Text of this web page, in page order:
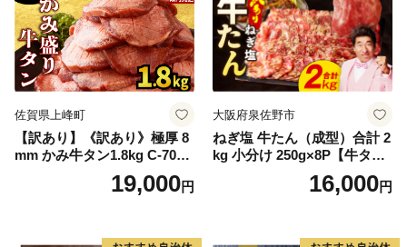
佐賀県上峰町
【訳あり】《訳あり》極厚 8
mm かみ牛タン1.8kg C-709-
19,000円
大阪府泉佐野市
ねぎ塩 牛たん（成型）合計 2
kg 小分け 250g×8P【牛タン
牛肉 焼肉用 薄切り 訳あり サ
16,000円